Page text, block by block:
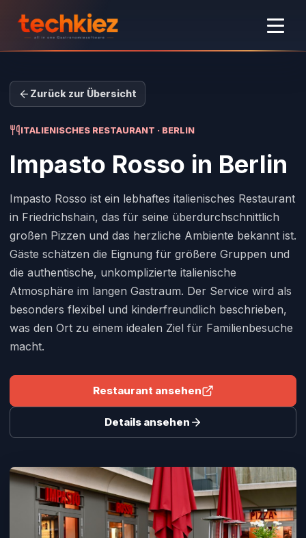
Zurück zur Übersicht
ITALIENISCHES RESTAURANT · BERLIN
Impasto Rosso in Berlin
Impasto Rosso ist ein lebhaftes italienisches Restaurant
in Friedrichshain, das für seine überdurchschnittlich
großen Pizzen und das herzliche Ambiente bekannt ist.
Gäste schätzen die Eignung für größere Gruppen und
die authentische, unkomplizierte italienische
Atmosphäre im langen Gastraum. Der Service wird als
besonders flexibel und kinderfreundlich beschrieben,
was den Ort zu einem idealen Ziel für Familienbesuche
macht.
Restaurant ansehen
Details ansehen